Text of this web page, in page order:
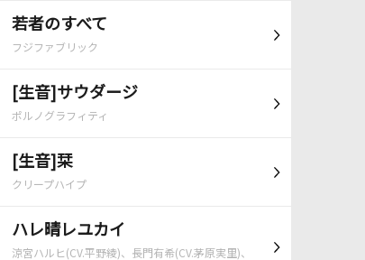
若者のすべて
フジファブリック
[生音]サウダージ
ポルノグラフィティ
[生音]栞
クリープハイプ
ハレ晴レユカイ
涼宮ハルヒ(CV.平野綾)、長門有希(CV.茅原実里)、